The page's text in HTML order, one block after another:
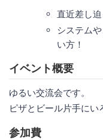
直近差し
システム
い方！
イベント概要
ゆるい交流会です。
ピザとビール片手にい
参加費